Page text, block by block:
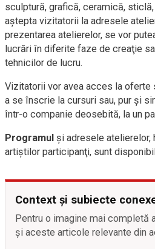
sculptură, grafică, ceramică,
aştepta vizitatorii la adresele
prezentarea atelierelor, se vor
lucrări în diferite faze de creaţie
tehnicilor de lucru.
Vizitatorii vor avea acces la
a se înscrie la cursuri sau, pur şi
într-o companie deosebită, la un
Programul şi adresele
artiştilor participanţi, sunt
Context și subiecte
Pentru o imagine mai completă
și aceste articole relevante din